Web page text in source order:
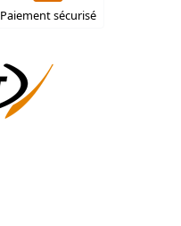
Paiement sécurisé